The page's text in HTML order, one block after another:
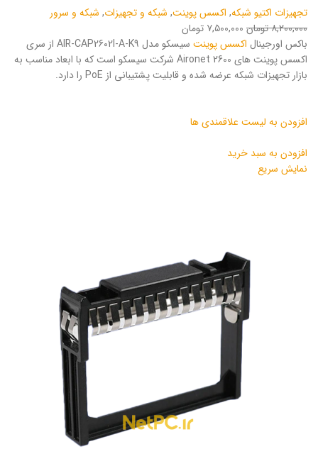
تجهیزات اکتیو شبکه, اکسس پوینت, شبکه و تجهیزات, شبکه و سرور
۸,۲۰۰,۰۰۰ تومان
۷,۵۰۰,۰۰۰ تومان
باکس اورجینال اکسس پوینت
سیسکو مدل AIR-CAP2602I-A-K9 از سری
اکسس پوینت های Aironet 2600 شرکت سیسکو است که با ابعاد مناسب به
بازار تجهیزات شبکه عرضه شده و قابلیت پشتیبانی از PoE را دارد.
افزودن به لیست علاقمندی ها
افزودن به سبد خرید
نمایش سریع